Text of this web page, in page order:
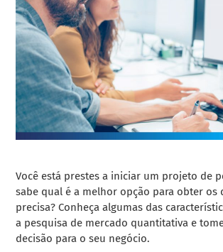
Você está prestes a iniciar um projeto de
sabe qual é a melhor opção para obter os
precisa? Conheça algumas das
a pesquisa de mercado quantitativa e
decisão para o seu negócio.